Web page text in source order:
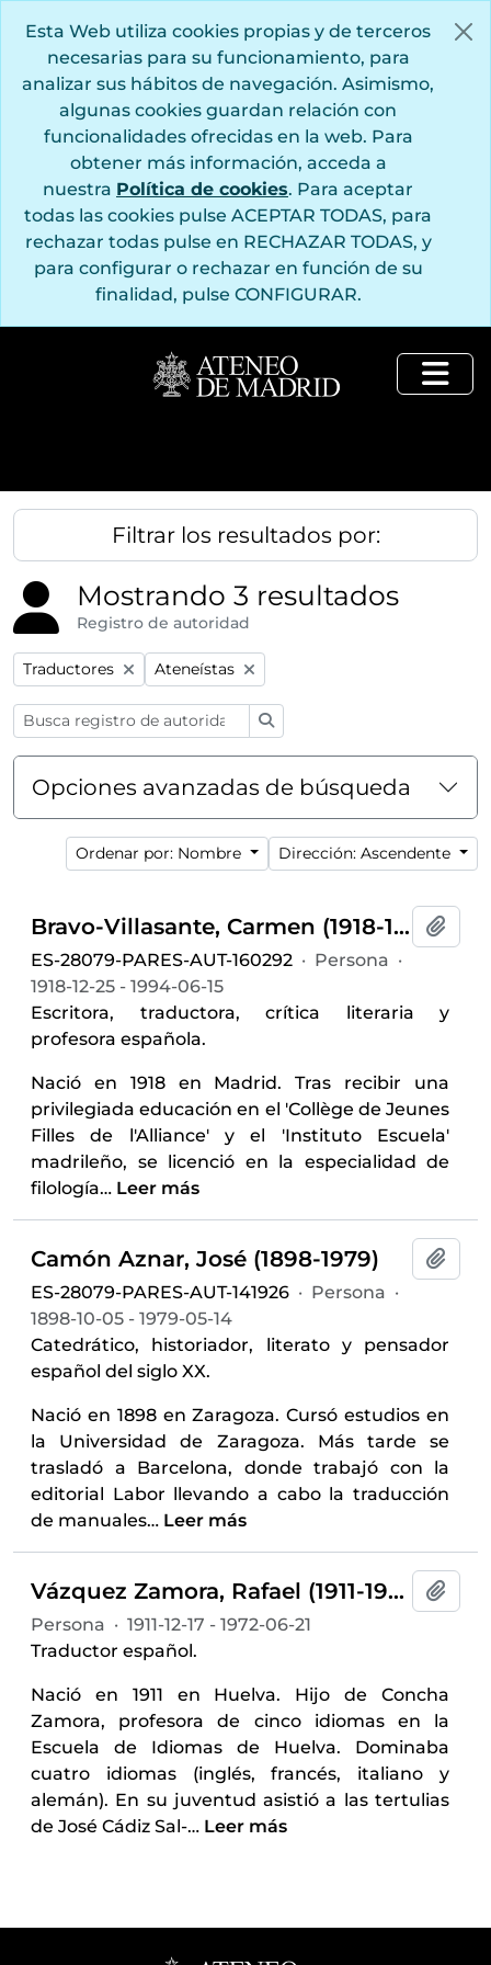
Esta Web utiliza cookies propias y de terceros
necesarias para su funcionamiento, para
analizar sus hábitos de navegación. Asimismo,
algunas cookies guardan relación con
funcionalidades ofrecidas en la web. Para
obtener más información, acceda a
nuestra Política de cookies. Para aceptar
todas las cookies pulse ACEPTAR TODAS, para
rechazar todas pulse en RECHAZAR TODAS, y
para configurar o rechazar en función de su
finalidad, pulse CONFIGURAR.
Filtrar los resultados por:
Mostrando 3 resultados
Registro de autoridad
Remove filter:
Traductores Remove filter:
Ateneístas
Opciones avanzadas de búsqueda
Ordenar por: Nombre Dirección: Ascendente
Bravo-Villasante, Carmen (1918-1994)
ES-28079-PARES-AUT-160292 · Persona ·
1918-12-25 - 1994-06-15
Escritora, traductora, crítica literaria y
profesora española.
Nació en 1918 en Madrid. Tras recibir una
privilegiada educación en el 'Collège de Jeunes
Filles de l'Alliance' y el 'Instituto Escuela'
madrileño, se licenció en la especialidad de
filología… Leer más
Camón Aznar, José (1898-1979)
ES-28079-PARES-AUT-141926 · Persona ·
1898-10-05 - 1979-05-14
Catedrático, historiador, literato y pensador
español del siglo XX.
Nació en 1898 en Zaragoza. Cursó estudios en
la Universidad de Zaragoza. Más tarde se
trasladó a Barcelona, donde trabajó con la
editorial Labor llevando a cabo la traducción
de manuales… Leer más
Vázquez Zamora, Rafael (1911-1972)
Persona · 1911-12-17 - 1972-06-21
Traductor español.
Nació en 1911 en Huelva. Hijo de Concha
Zamora, profesora de cinco idiomas en la
Escuela de Idiomas de Huelva. Dominaba
cuatro idiomas (inglés, francés, italiano y
alemán). En su juventud asistió a las tertulias
de José Cádiz Sal-… Leer más